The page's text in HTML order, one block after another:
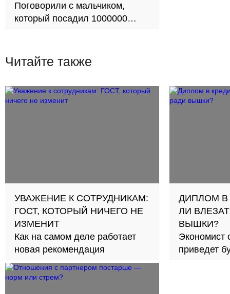
Поговорили с мальчиком,
который посадил 1000000
Читайте также
УВАЖЕНИЕ К СОТРУДНИКАМ:
ГОСТ, КОТОРЫЙ НИЧЕГО НЕ
ИЗМЕНИТ
Как на самом деле работает
новая рекомендация
ДИПЛОМ В
ЛИ
ВЫШКИ?
Экономист
приведет